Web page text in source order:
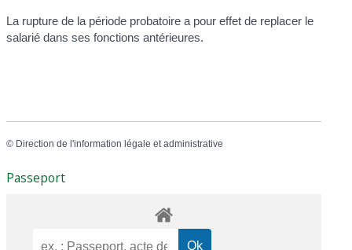
La rupture de la période probatoire a pour effet de replacer le
salarié dans ses fonctions antérieures.
© Direction de l'information légale et administrative
Passeport